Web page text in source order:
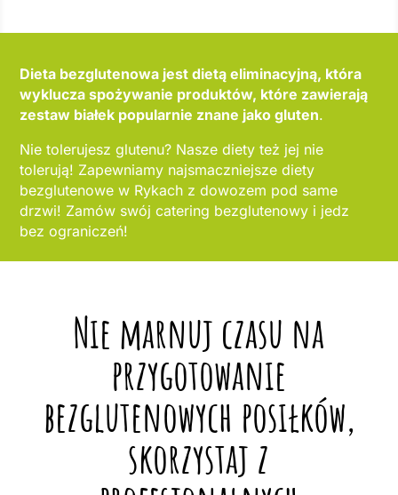
Dieta bezglutenowa jest dietą eliminacyjną, która
wyklucza spożywanie produktów, które zawierają
zestaw białek popularnie znane jako gluten.
Nie tolerujesz glutenu? Nasze diety też jej nie
tolerują! Zapewniamy najsmaczniejsze diety
bezglutenowe w Rykach z dowozem pod same
drzwi! Zamów swój catering bezglutenowy i jedz
bez ograniczeń!
Nie marnuj czasu na
przygotowanie
bezglutenowych posiłków,
skorzystaj z